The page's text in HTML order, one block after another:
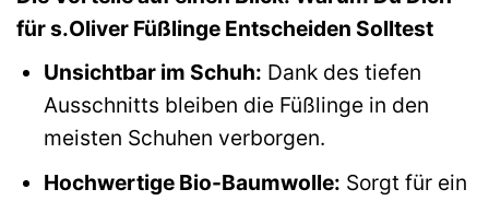
für s.Oliver Füßlinge Entscheiden Solltest
Unsichtbar im Schuh: Dank des tiefen
Ausschnitts bleiben die Füßlinge in den
meisten Schuhen verborgen.
Hochwertige Bio-Baumwolle: Sorgt für ein